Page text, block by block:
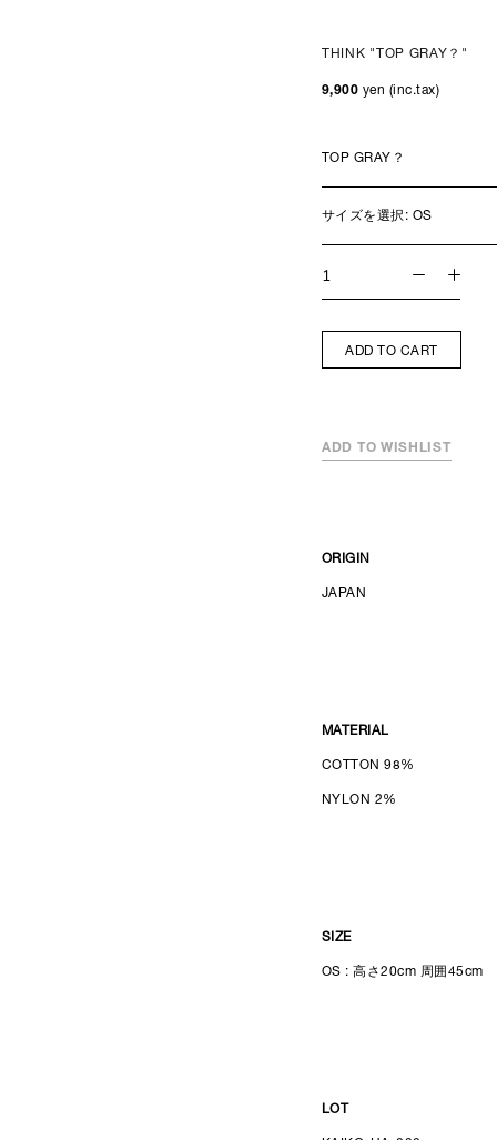
THINK "TOP GRAY？"
9,900 yen (inc.tax)
サイズを選択: OS
ADD TO CART
ADD TO WISHLIST
ORIGIN
JAPAN
MATERIAL
COTTON 98%
NYLON 2%
SIZE
OS : 高さ20cm 周囲45cm
LOT